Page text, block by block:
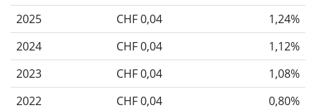
2025
CHF 0,04
1,24%
2024
CHF 0,04
1,12%
2023
CHF 0,04
1,08%
2022
CHF 0,04 0,80%